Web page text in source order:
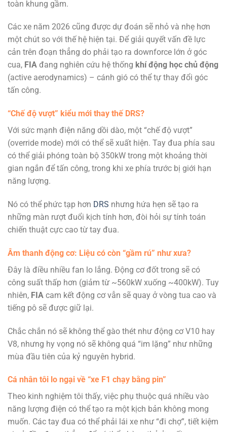
toàn khung gầm.
Các xe năm 2026 cũng được dự đoán sẽ nhỏ và nhẹ hơn
một chút so với thế hệ hiện tại. Để giải quyết vấn đề lực
cản trên đoạn thẳng do phải tạo ra downforce lớn ở góc
cua, FIA đang nghiên cứu hệ thống khí động học chủ động
(active aerodynamics) – cánh gió có thể tự thay đổi góc
tấn công.
“Chế độ vượt” kiểu mới thay thế DRS?
Với sức mạnh điện năng dồi dào, một “chế độ vượt”
(override mode) mới có thể sẽ xuất hiện. Tay đua phía sau
có thể giải phóng toàn bộ 350kW trong một khoảng thời
gian ngắn để tấn công, trong khi xe phía trước bị giới hạn
năng lượng.
Nó có thể phức tạp hơn DRS nhưng hứa hẹn sẽ tạo ra
những màn rượt đuổi kịch tính hơn, đòi hỏi sự tính toán
chiến thuật cực cao từ tay đua.
Âm thanh động cơ: Liệu có còn “gầm rú” như xưa?
Đây là điều nhiều fan lo lắng. Động cơ đốt trong sẽ có
công suất thấp hơn (giảm từ ~560kW xuống ~400kW). Tuy
nhiên, FIA cam kết động cơ vẫn sẽ quay ở vòng tua cao và
tiếng pô sẽ được giữ lại.
Chắc chắn nó sẽ không thể gào thét như động cơ V10 hay
V8, nhưng hy vọng nó sẽ không quá “im lặng” như những
mùa đầu tiên của kỷ nguyên hybrid.
Cá nhân tôi lo ngại về “xe F1 chạy bằng pin”
Theo kinh nghiệm tôi thấy, việc phụ thuộc quá nhiều vào
năng lượng điện có thể tạo ra một kịch bản không mong
muốn. Các tay đua có thể phải lái xe như “đi chợ”, tiết kiệm